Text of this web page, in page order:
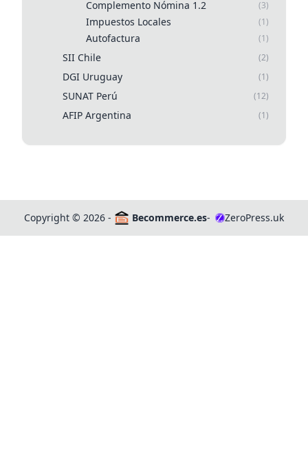
Complemento Nómina 1.2 (3)
Impuestos Locales (1)
Autofactura (1)
SII Chile (2)
DGI Uruguay (1)
SUNAT Perú (12)
AFIP Argentina (1)
Copyright © 2026 - Becommerce.es- ZZeroPress.uk